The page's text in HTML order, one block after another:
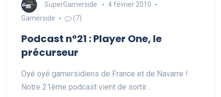
SuperGamerside
4 février 2010
Gamerside
(7)
Podcast n°21 : Player One, le
précurseur
Oyé oyé gamersidiens de France et de Navarre !
Notre 21ème podcast vient de sortir…